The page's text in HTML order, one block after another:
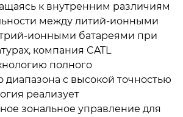
к внутренним различиям
между литий-ионными
ионными батареями при
компания CATL
полного
диапазона с высокой точностью
реализует
зональное управление для